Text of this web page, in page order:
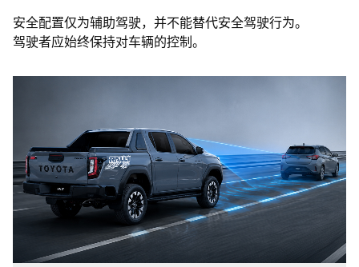
安全配置仅为辅助驾驶，并不能替代安全驾驶行为。
驾驶者应始终保持对车辆的控制。